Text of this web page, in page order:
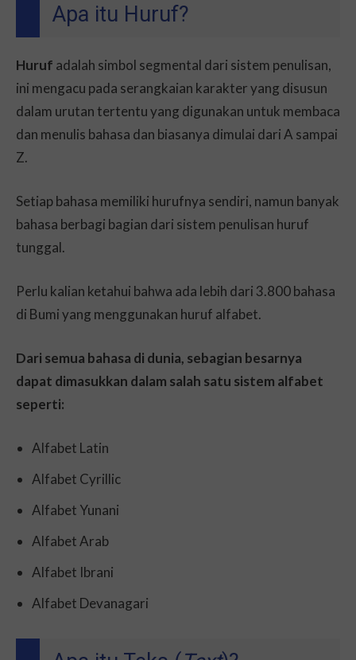
Apa itu Huruf?
Huruf adalah simbol segmental dari sistem penulisan,
ini mengacu pada serangkaian karakter yang disusun
dalam urutan tertentu yang digunakan untuk membaca
dan menulis bahasa dan biasanya dimulai dari A sampai
Z.
Setiap bahasa memiliki hurufnya sendiri, namun banyak
bahasa berbagi bagian dari sistem penulisan huruf
tunggal.
Perlu kalian ketahui bahwa ada lebih dari 3.800 bahasa
di Bumi yang menggunakan huruf alfabet.
Dari semua bahasa di dunia, sebagian besarnya
dapat dimasukkan dalam salah satu sistem alfabet
seperti:
Alfabet Latin
Alfabet Cyrillic
Alfabet Yunani
Alfabet Arab
Alfabet Ibrani
Alfabet Devanagari